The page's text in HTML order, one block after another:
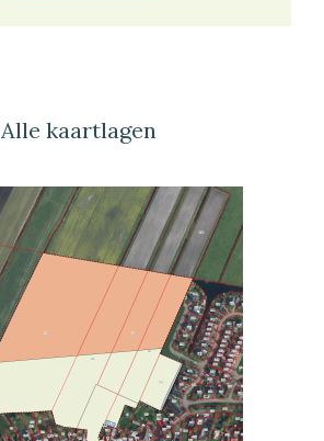
Alle kaartlagen